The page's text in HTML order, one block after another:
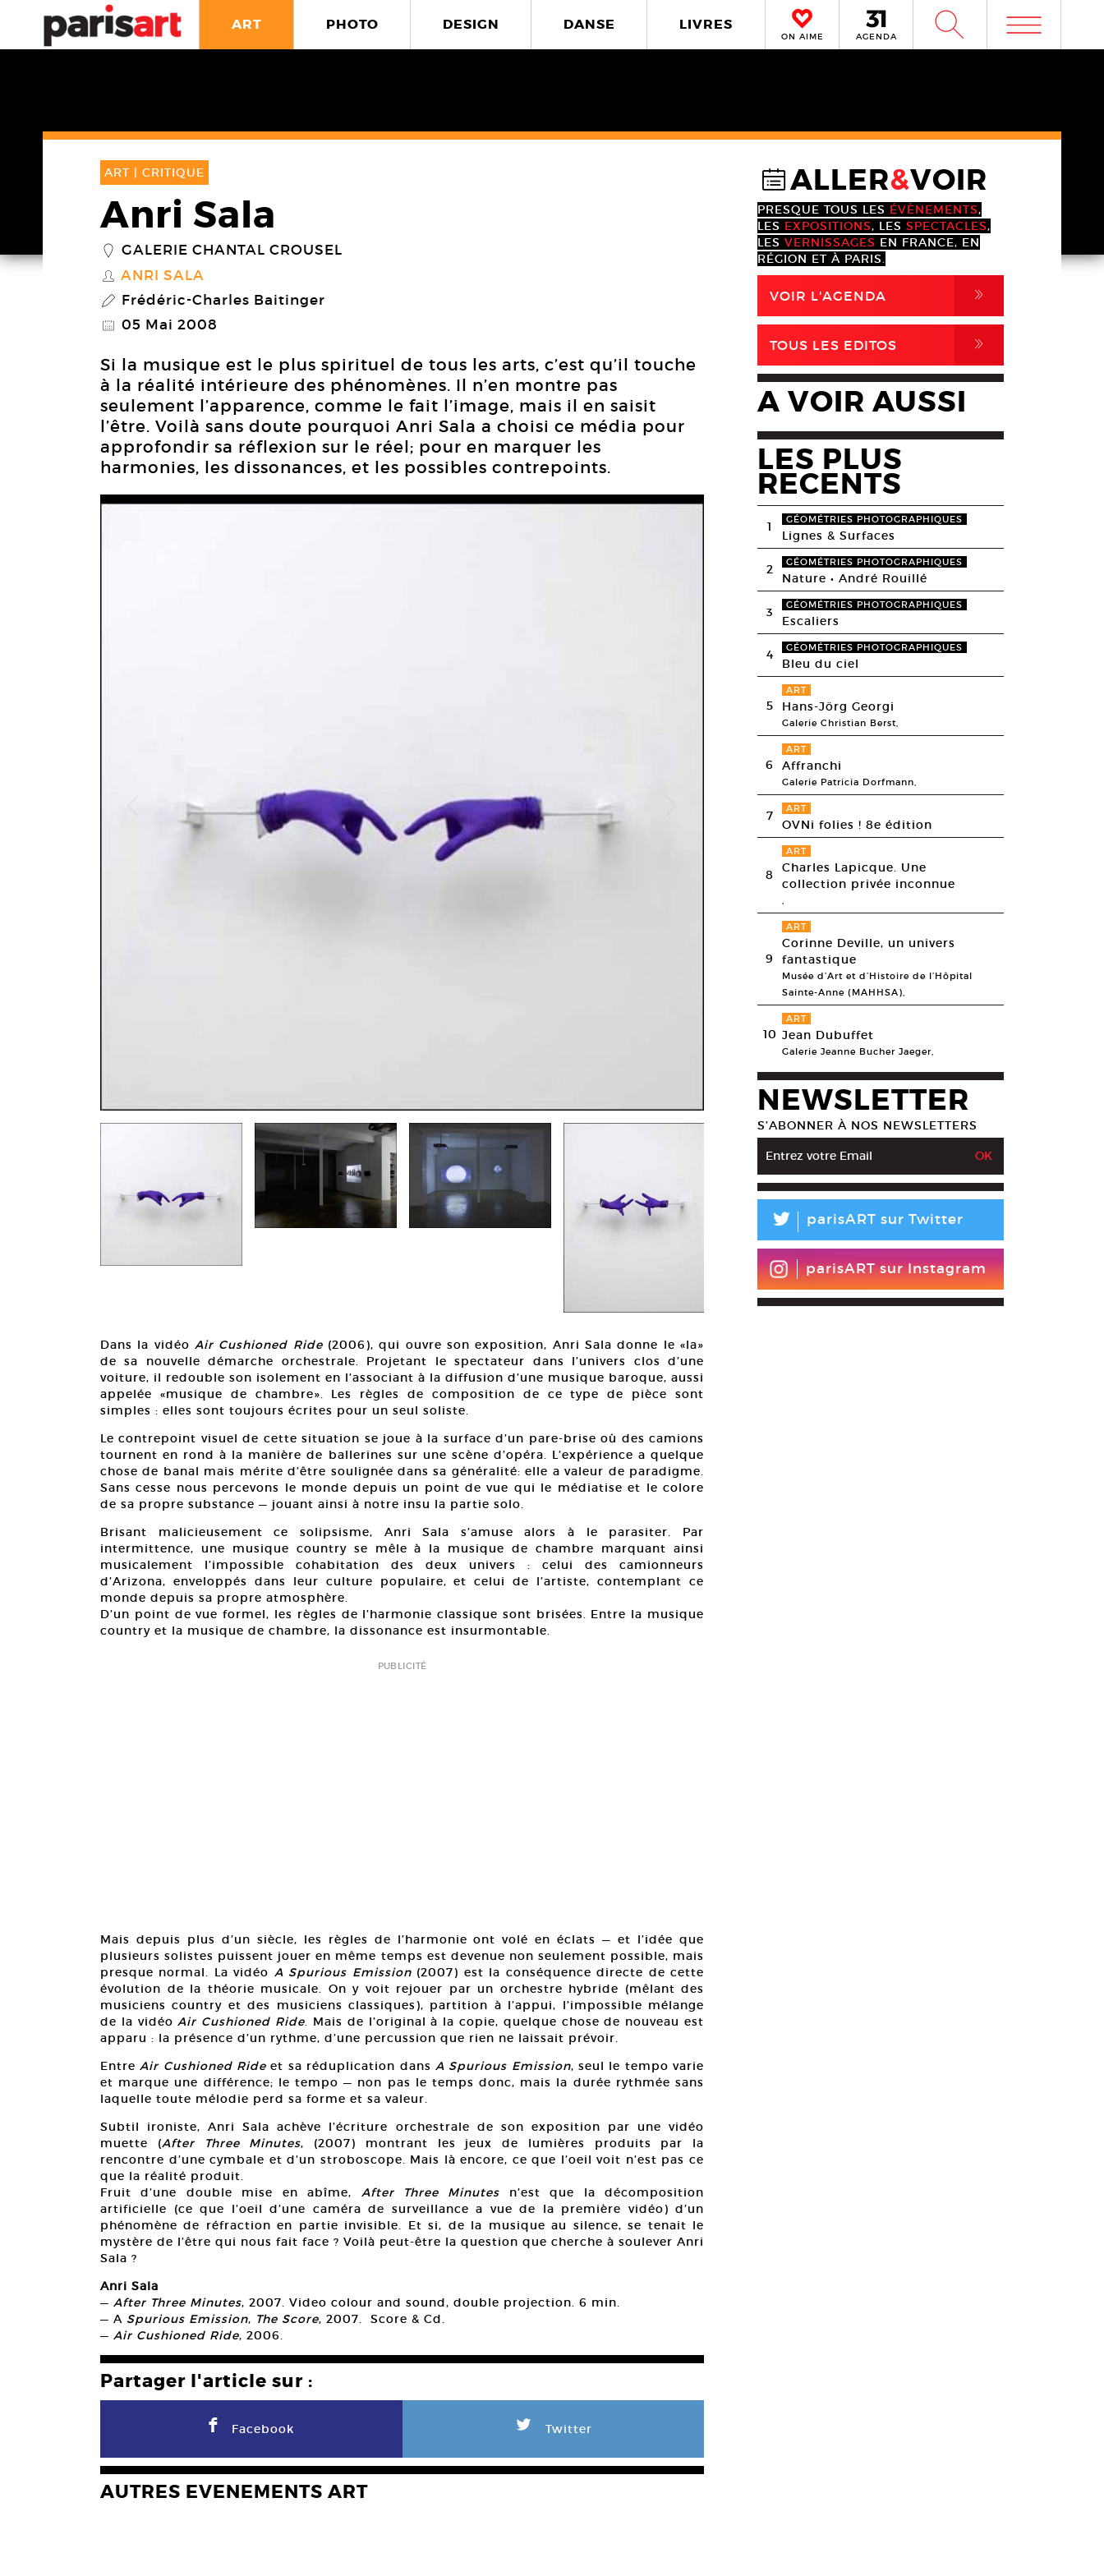
ART PHOTO DESIGN DANSE LIVRES
ON AIME AGENDA W m
ART | CRITIQUE
Anri Sala
_ GALERIE CHANTAL CROUSEL
S ANRI SALA
P Frédéric-Charles Baitinger
@ 05 Mai 2008
Si la musique est le plus spirituel de tous les arts, c’est qu’il touche
à la réalité intérieure des phénomènes. Il n’en montre pas
seulement l’apparence, comme le fait l’image, mais il en saisit
l’être. Voilà sans doute pourquoi Anri Sala a choisi ce média pour
approfondir sa réflexion sur le réel; pour en marquer les
harmonies, les dissonances, et les possibles contrepoints.
Dans la vidéo Air Cushioned Ride(2006), qui ouvre son exposition, Anri Sala donne le «la»
de sa nouvelle démarche orchestrale. Projetant le spectateur dans l’univers clos d’une
voiture, il redouble son isolement en l’associant à la diffusion d’une musique baroque, aussi
appelée «musique de chambre». Les règles de composition de ce type de pièce sont
simples : elles sont toujours écrites pour un seul soliste.
Le contrepoint visuel de cette situation se joue à la surface d’un pare-brise où des camions
tournent en rond à la manière de ballerines sur une scène d’opéra. L’expérience a quelque
chose de banal mais mérite d’être soulignée dans sa généralité: elle a valeur de paradigme.
Sans cesse nous percevons le monde depuis un point de vue qui le médiatise et le colore
de sa propre substance — jouant ainsi à notre insu la partie solo.
Brisant malicieusement ce solipsisme, Anri Sala s’amuse alors à le parasiter. Par
intermittence, une musique country se mêle à la musique de chambre marquant ainsi
musicalement l’impossible cohabitation des deux univers : celui des camionneurs
d’Arizona, enveloppés dans leur culture populaire, et celui de l’artiste, contemplant ce
monde depuis sa propre atmosphère.
D’un point de vue formel, les règles de l’harmonie classique sont brisées. Entre la musique
country et la musique de chambre, la dissonance est insurmontable.
PUBLICITÉ
Mais depuis plus d’un siècle, les règles de l’harmonie ont volé en éclats — et l’idée que
plusieurs solistes puissent jouer en même temps est devenue non seulement possible, mais
presque normal. La vidéo A Spurious Emission (2007) est la conséquence directe de cette
évolution de la théorie musicale. On y voit rejouer par un orchestre hybride (mêlant des
musiciens country et des musiciens classiques), partition à l’appui, l’impossible mélange
de la vidéoAir Cushioned Ride. Mais de l’original à la copie, quelque chose de nouveau est
apparu : la présence d’un rythme, d’une percussion que rien ne laissait prévoir.
EntreAir Cushioned Rideet sa réduplication dans A Spurious Emission, seul le tempo varie
et marque une différence; le tempo — non pas le temps donc, mais la durée rythmée sans
laquelle toute mélodie perd sa forme et sa valeur.
Subtil ironiste, Anri Sala achève l’écriture orchestrale de son exposition par une vidéo
muette (After Three Minutes, (2007) montrant les jeux de lumières produits par la
rencontre d’une cymbale et d’un stroboscope. Mais là encore, ce que l’oeil voit n’est pas ce
que la réalité produit.
Fruit d’une double mise en abîme, After Three Minutes n’est que la décomposition
artificielle (ce que l’oeil d’une caméra de surveillance a vue de la première vidéo) d’un
phénomène de réfraction en partie invisible. Et si, de la musique au silence, se tenait le
mystère de l’être qui nous fait face ? Voilà peut-être la question que cherche à soulever Anri
Sala ?
Anri Sala
— After Three Minutes, 2007. Video colour and sound, double projection. 6 min.
— A Spurious Emission, The Score, 2007. Score & Cd.
— Air Cushioned Ride, 2006.
Partager l'article sur :
F Facebook L Twitter
AUTRES EVENEMENTS ART
@ALLER&VOIR
PRESQUE TOUS LES ÉVÈNEMENTS,
LES EXPOSITIONS, LES SPECTACLES,
LES VERNISSAGES EN FRANCE, EN
RÉGION ET À PARIS.
VOIR L'AGENDA ,
TOUS LES EDITOS ,
A VOIR AUSSI
LES PLUS
RECENTS
1 GÉOMÉTRIES PHOTOGRAPHIQUES
Lignes & Surfaces
2 GÉOMÉTRIES PHOTOGRAPHIQUES
Nature • André Rouillé
3 GÉOMÉTRIES PHOTOGRAPHIQUES
Escaliers
4 GÉOMÉTRIES PHOTOGRAPHIQUES
Bleu du ciel
5
ART
Hans-Jörg Georgi
Galerie Christian Berst,
6
ART
Affranchi
Galerie Patricia Dorfmann,
7 ART
OVNi folies ! 8e édition
8
ART
Charles Lapicque. Une
collection privée inconnue
,
9
ART
Corinne Deville, un univers
fantastique
Musée d’Art et d’Histoire de l’Hôpital
Sainte-Anne (MAHHSA),
10
ART
Jean Dubuffet
Galerie Jeanne Bucher Jaeger,
NEWSLETTER
S’ABONNER À NOS NEWSLETTERS
L parisART sur Twitter
parisART sur Instagram